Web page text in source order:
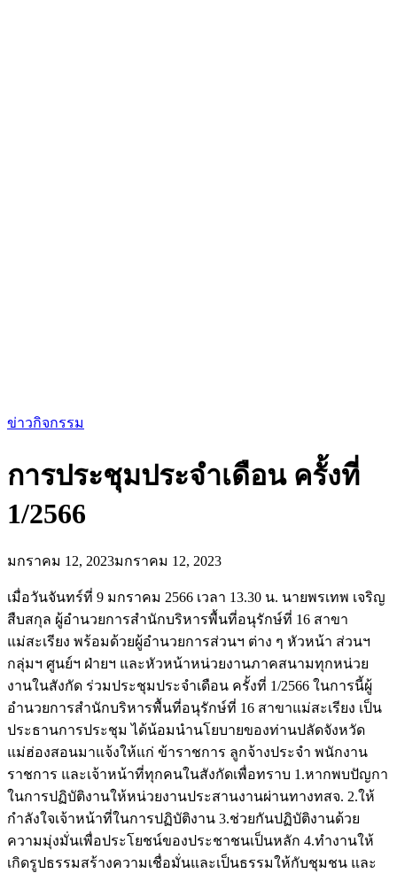
ข่าวกิจกรรม
การประชุมประจำเดือน ครั้งที่
1/2566
มกราคม 12, 2023มกราคม 12, 2023
เมื่อวันจันทร์ที่ 9 มกราคม 2566 เวลา 13.30 น. นายพรเทพ เจริญ
สืบสกุล ผู้อำนวยการสำนักบริหารพื้นที่อนุรักษ์ที่ 16 สาขา
แม่สะเรียง พร้อมด้วยผู้อำนวยการส่วนฯ ต่าง ๆ หัวหน้า ส่วนฯ
กลุ่มฯ ศูนย์ฯ ฝ่ายฯ และหัวหน้าหน่วยงานภาคสนามทุกหน่วย
งานในสังกัด ร่วมประชุมประจำเดือน ครั้งที่ 1/2566 ในการนี้ผู้
อำนวยการสำนักบริหารพื้นที่อนุรักษ์ที่ 16 สาขาแม่สะเรียง เป็น
ประธานการประชุม ได้น้อมนำนโยบายของท่านปลัดจังหวัด
แม่ฮ่องสอนมาแจ้งให้แก่ ข้าราชการ ลูกจ้างประจำ พนักงาน
ราชการ และเจ้าหน้าที่ทุกคนในสังกัดเพื่อทราบ 1.หากพบปัญกา
ในการปฏิบัติงานให้หน่วยงานประสานงานผ่านทางทสจ. 2.ให้
กำลังใจเจ้าหน้าที่ในการปฏิบัติงาน 3.ช่วยกันปฏิบัติงานด้วย
ความมุ่งมั่นเพื่อประโยชน์ของประชาชนเป็นหลัก 4.ทำงานให้
เกิดรูปธรรมสร้างความเชื่อมั่นและเป็นธรรมให้กับชุมชน และ